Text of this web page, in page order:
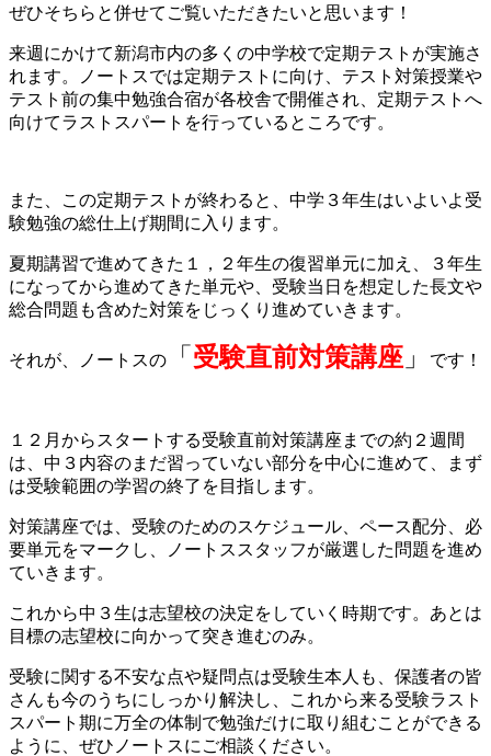
ぜひそちらと併せてご覧いただきたいと思います！
来週にかけて新潟市内の多くの中学校で定期テストが実施さ
れます。ノートスでは定期テストに向け、テスト対策授業や
テスト前の集中勉強合宿が各校舎で開催され、定期テストへ
向けてラストスパートを行っているところです。
また、この定期テストが終わると、中学３年生はいよいよ受
験勉強の総仕上げ期間に入ります。
夏期講習で進めてきた１，２年生の復習単元に加え、３年生
になってから進めてきた単元や、受験当日を想定した長文や
総合問題も含めた対策をじっくり進めていきます。
それが、ノートスの 「 受験直前対策講座 」 です！
１２月からスタートする受験直前対策講座までの約２週間
は、中３内容のまだ習っていない部分を中心に進めて、まず
は受験範囲の学習の終了を目指します。
対策講座では、受験のためのスケジュール、ペース配分、必
要単元をマークし、ノートススタッフが厳選した問題を進め
ていきます。
これから中３生は志望校の決定をしていく時期です。あとは
目標の志望校に向かって突き進むのみ。
受験に関する不安な点や疑問点は受験生本人も、保護者の皆
さんも今のうちにしっかり解決し、これから来る受験ラスト
スパート期に万全の体制で勉強だけに取り組むことができる
ように、ぜひノートスにご相談ください。